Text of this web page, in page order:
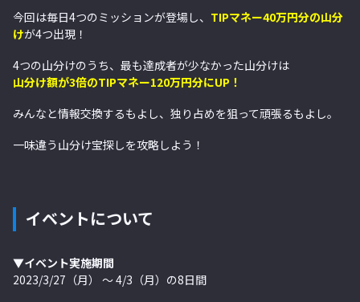
今回は毎日4つのミッションが登場し、 TIPマネー40万円分の山分
けが4つ出現！
4つの山分けのうち、最も達成者が少なかった山分けは
山分け額が3倍のTIPマネー120万円分にUP！
みんなと情報交換するもよし、独り占めを狙って頑張るもよし。
一味違う山分け宝探しを攻略しよう！
イベントについて
▼イベント実施期間
2023/3/27（月） ～ 4/3（月）の8日間